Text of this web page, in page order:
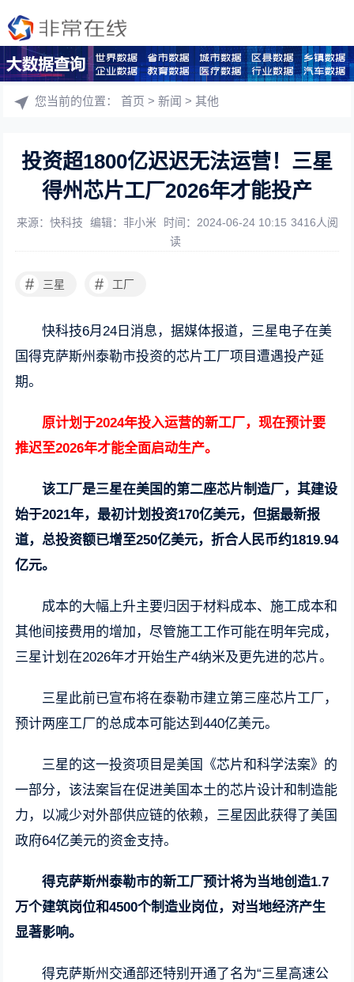
您当前的位置：首页 >新闻 >其他
投资超1800亿迟迟无法运营！三星
得州芯片工厂2026年才能投产
来源：快科技 编辑：非小米 时间：2024-06-24 10:15 3416人阅
读
# 三星 # 工厂
快科技6月24日消息，据媒体报道，三星电子在美
国得克萨斯州泰勒市投资的芯片工厂项目遭遇投产延
期。
原计划于2024年投入运营的新工厂，现在预计要
推迟至2026年才能全面启动生产。
该工厂是三星在美国的第二座芯片制造厂，其建设
始于2021年，最初计划投资170亿美元，但据最新报
道，总投资额已增至250亿美元，折合人民币约1819.94
亿元。
成本的大幅上升主要归因于材料成本、施工成本和
其他间接费用的增加，尽管施工工作可能在明年完成，
三星计划在2026年才开始生产4纳米及更先进的芯片。
三星此前已宣布将在泰勒市建立第三座芯片工厂，
预计两座工厂的总成本可能达到440亿美元。
三星的这一投资项目是美国《芯片和科学法案》的
一部分，该法案旨在促进美国本土的芯片设计和制造能
力，以减少对外部供应链的依赖，三星因此获得了美国
政府64亿美元的资金支持。
得克萨斯州泰勒市的新工厂预计将为当地创造1.7
万个建筑岗位和4500个制造业岗位，对当地经济产生
显著影响。
得克萨斯州交通部还特别开通了名为“三星高速公